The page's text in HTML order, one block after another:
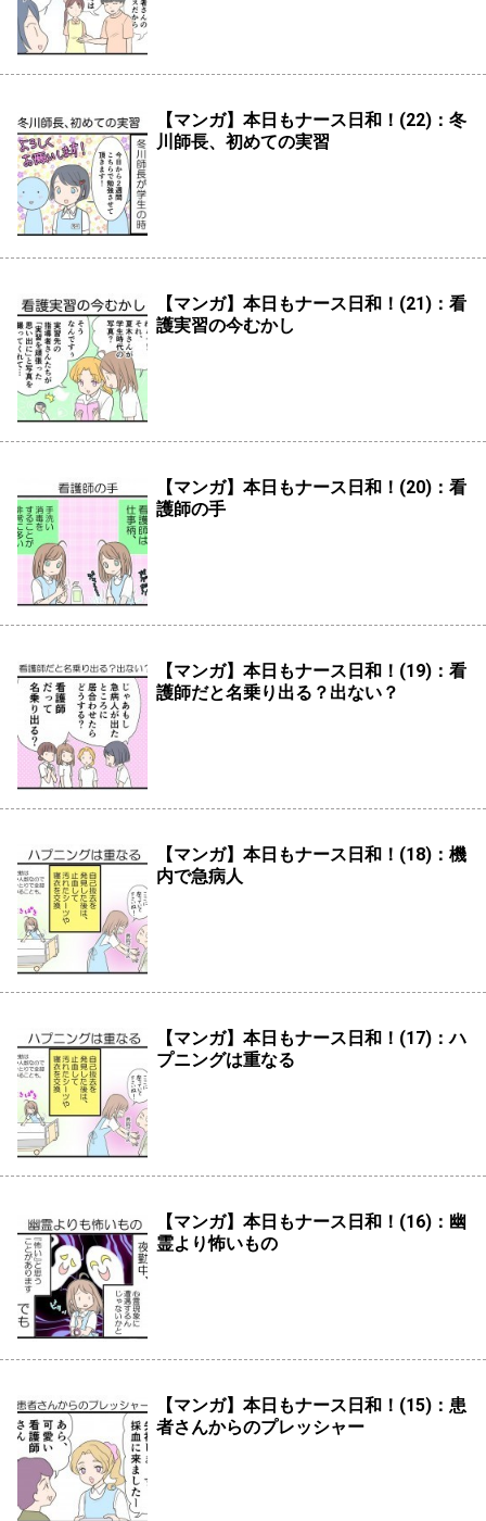
【マンガ】本日もナース日和！(22)：冬
川師長、初めての実習
【マンガ】本日もナース日和！(21)：看
護実習の今むかし
【マンガ】本日もナース日和！(20)：看
護師の手
【マンガ】本日もナース日和！(19)：看
護師だと名乗り出る？出ない？
【マンガ】本日もナース日和！(18)：機
内で急病人
【マンガ】本日もナース日和！(17)：ハ
プニングは重なる
【マンガ】本日もナース日和！(16)：幽
霊より怖いもの
【マンガ】本日もナース日和！(15)：患
者さんからのプレッシャー